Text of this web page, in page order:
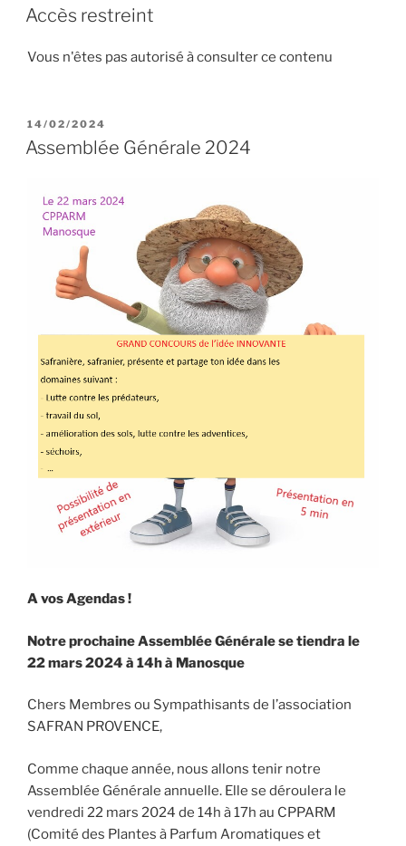
LE
Accès restreint
Vous n'êtes pas autorisé à consulter ce contenu
PUBLIÉ
LE
14/02/2024
Assemblée Générale 2024
A vos Agendas !
Notre prochaine Assemblée Générale se tiendra le
22 mars 2024 à 14h à Manosque
Chers Membres ou Sympathisants de l’association
SAFRAN PROVENCE,
Comme chaque année, nous allons tenir notre
Assemblée Générale annuelle. Elle se déroulera le
vendredi 22 mars 2024 de 14h à 17h au CPPARM
(Comité des Plantes à Parfum Aromatiques et